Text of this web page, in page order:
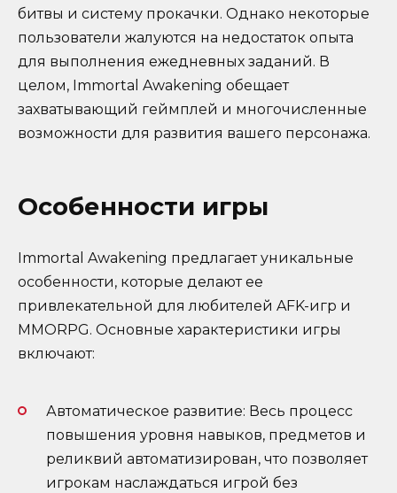
битвы и систему прокачки. Однако некоторые
пользователи жалуются на недостаток опыта
для выполнения ежедневных заданий. В
целом, Immortal Awakening обещает
захватывающий геймплей и многочисленные
возможности для развития вашего персонажа.
Особенности игры
Immortal Awakening предлагает уникальные
особенности, которые делают ее
привлекательной для любителей AFK-игр и
MMORPG. Основные характеристики игры
включают:
Автоматическое развитие: Весь процесс
повышения уровня навыков, предметов и
реликвий автоматизирован, что позволяет
игрокам наслаждаться игрой без